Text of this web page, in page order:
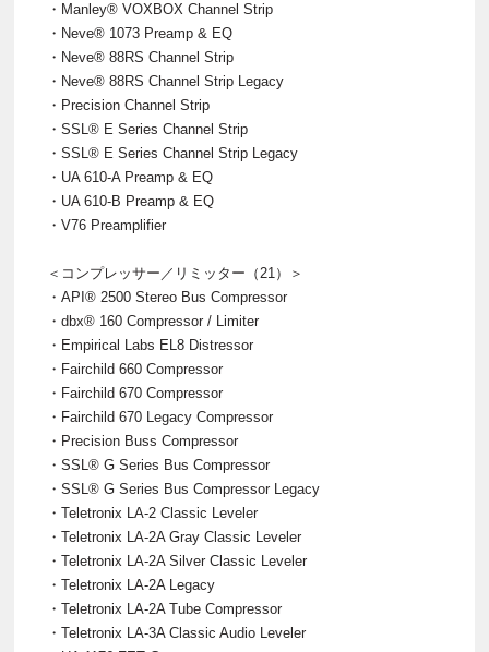
・Manley® VOXBOX Channel Strip
・Neve® 1073 Preamp & EQ
・Neve® 88RS Channel Strip
・Neve® 88RS Channel Strip Legacy
・Precision Channel Strip
・SSL® E Series Channel Strip
・SSL® E Series Channel Strip Legacy
・UA 610-A Preamp & EQ
・UA 610-B Preamp & EQ
・V76 Preamplifier
＜コンプレッサー／リミッター（21）＞
・API® 2500 Stereo Bus Compressor
・dbx® 160 Compressor / Limiter
・Empirical Labs EL8 Distressor
・Fairchild 660 Compressor
・Fairchild 670 Compressor
・Fairchild 670 Legacy Compressor
・Precision Buss Compressor
・SSL® G Series Bus Compressor
・SSL® G Series Bus Compressor Legacy
・Teletronix LA-2 Classic Leveler
・Teletronix LA-2A Gray Classic Leveler
・Teletronix LA-2A Silver Classic Leveler
・Teletronix LA-2A Legacy
・Teletronix LA-2A Tube Compressor
・Teletronix LA-3A Classic Audio Leveler